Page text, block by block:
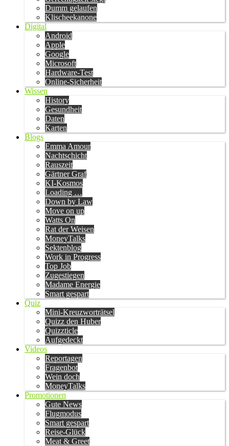
Dumm gelaufen
Klischeekanone
Digital
Android
Apple
Google
Microsoft
Hardware-Test
Online-Sicherheit
Wissen
History
Gesundheit
Daten
Karten
Blogs
Emma Amour
Nachtschicht
Rauszeit
Gärtner Graf
KI-Kosmos
Loading …
Down by Law
Move on up
Watts On
Rat der Weisen
MoneyTalks
Sektenblog
Work in Progress
Top Job
Zugestiegen
Madame Energie
Smart gespart
Quiz
Mini-Kreuzworträtsel
Quizz den Huber
Quizzticle
Aufgedeckt
Videos
Reportagen
Fragenbot
Wein doch
MoneyTalks
Promotionen
Gute News
Flugmodus
Smart gespart
Reise-Glück
Meat & Greet